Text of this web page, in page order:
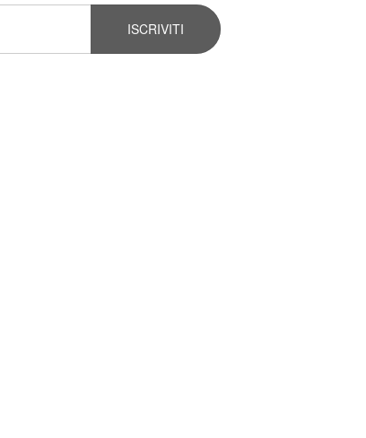
ISCRIVITI